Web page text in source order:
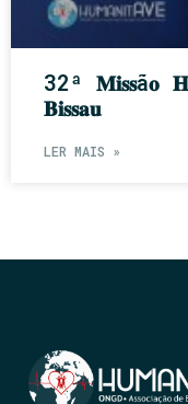
32ª 𝐌𝐢𝐬𝐬ã𝐨
𝐁𝐢𝐬𝐬𝐚𝐮
LER MAIS »